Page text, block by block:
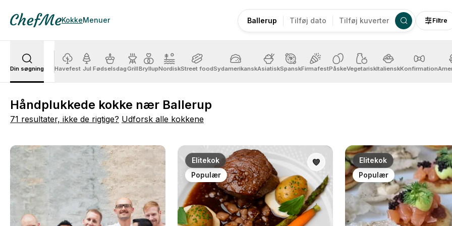
KokkeMenuer Ballerup Tilføj dato Tilføj kuverter Filtre
Din søgning Havefest Jul FødselsdagGrillBryllupNordiskStreet foodSydamerikanskAsiatiskSpanskFirmafestPåskeVegetariskItalienskKonfirmation
Håndplukkede kokke nær Ballerup
71 resultater, ikke de rigtige? Udforsk alle kokkene
Elitekok
Populær
Elitekok
Populær